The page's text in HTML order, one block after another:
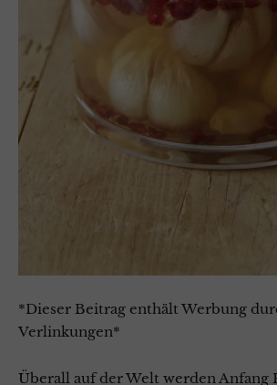
*Dieser Beitrag enthält Werbung
Verlinkungen*
Überall auf der Welt werden Anfang